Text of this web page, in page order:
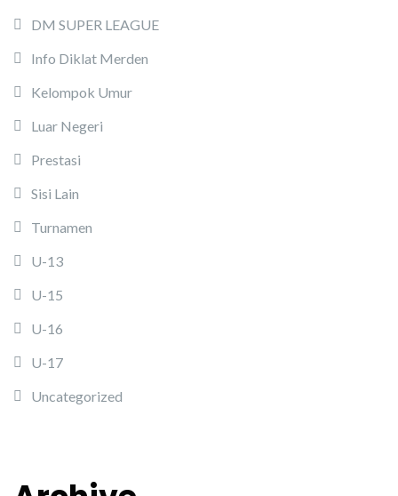
DM SUPER LEAGUE
Info Diklat Merden
Kelompok Umur
Luar Negeri
Prestasi
Sisi Lain
Turnamen
U-13
U-15
U-16
U-17
Uncategorized